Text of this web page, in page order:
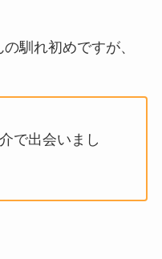
馴れ初めですが、
で出会いまし